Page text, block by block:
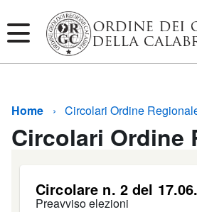
Home Circolari Ordine
Circolari Ordine
Circolare n. 2 del
Preavviso elezioni